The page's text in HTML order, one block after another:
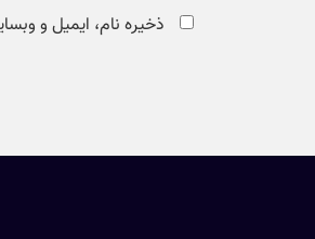
ذخیره نام، ایمیل و